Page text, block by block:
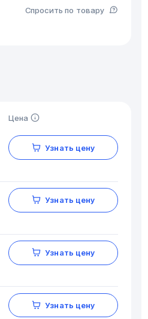
Спросить по товару
Цена
Узнать цену
Узнать цену
Узнать цену
Узнать цену